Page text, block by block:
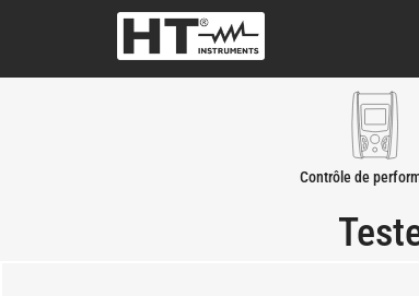
Contrôle de